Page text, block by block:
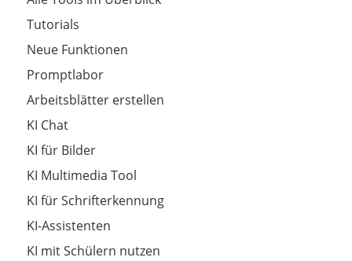
Tutorials
Neue Funktionen
Promptlabor
Arbeitsblätter erstellen
KI Chat
KI für Bilder
KI Multimedia Tool
KI für Schrifterkennung
KI-Assistenten
KI mit Schülern nutzen